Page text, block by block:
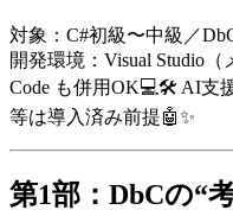
対象：C#初級〜中級／
開発環境：Visual Studio
Code も併用OK💻🛠️ AI支
等は導入済み前提🤖✨
第1部：DbCの“